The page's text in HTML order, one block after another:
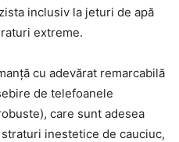
inclusiv la jeturi de apă
extreme.
cu adevărat remarcabilă
de telefoanele
care sunt adesea
inestetice de cauciuc,